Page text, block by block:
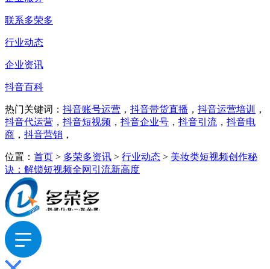
联系多荣多
行业动态
企业资讯
抖音百科
热门关键词： 抖音账号运营 ， 抖音带货直播 ， 抖音运营培训
，
抖音代运营 ， 抖音短视频 ， 抖音企业号 ， 抖音引流 ， 抖音电
商 ， 抖音营销 ，
位置： 首页 > 多荣多资讯 > 行业动态 > 美妆类短视频创作秘
诀：解锁短视频全网引流新高度